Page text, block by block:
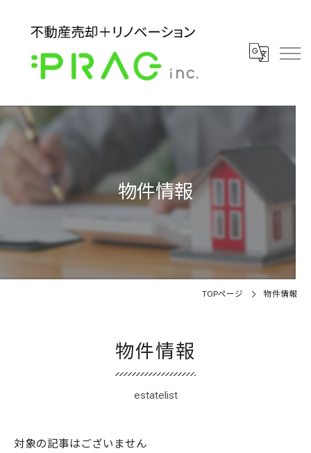
物件情報
TOPページ 物件情報
物件情報
estatelist
対象の記事はございません